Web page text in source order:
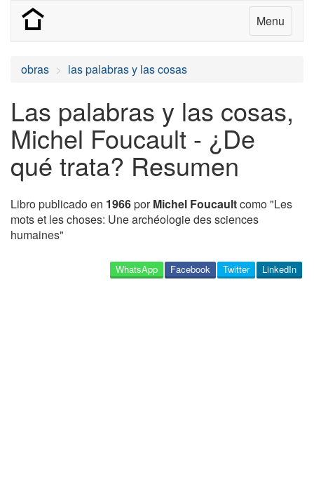
Menu
obras las palabras y las cosas
Las palabras y las cosas,
Michel Foucault - ¿De
qué trata? Resumen
Libro publicado en 1966porMichel Foucaultcomo "Les
mots et les choses: Une archéologie des sciences
humaines"
LinkedIn
Twitter
Facebook
WhatsApp